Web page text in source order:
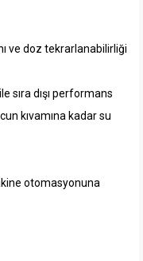
ve doz tekrarlanabilirliği
sıra dışı performans
kıvamına kadar su
otomasyonuna